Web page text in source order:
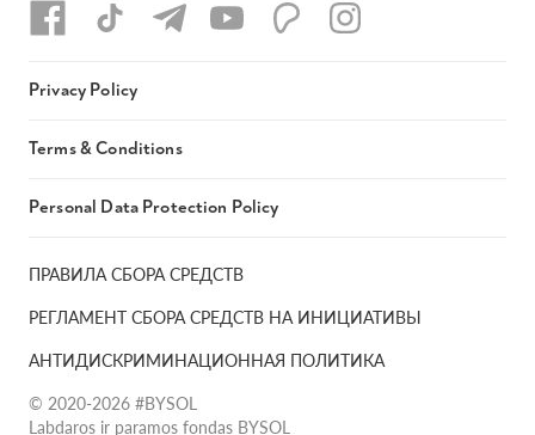
ПРАВИЛА СБОРА СРЕДСТВ
РЕГЛАМЕНТ СБОРА СРЕДСТВ НА ИНИЦИАТИВЫ
АНТИДИСКРИМИНАЦИОННАЯ ПОЛИТИКА
© 2020-2026 #BYSOL
Labdaros ir paramos fondas BYSOL
Privacy Policy
Terms & Conditions
Personal Data Protection Policy